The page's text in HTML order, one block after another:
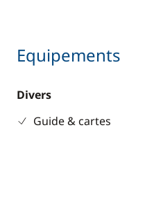
Equipements
Divers
Guide & cartes